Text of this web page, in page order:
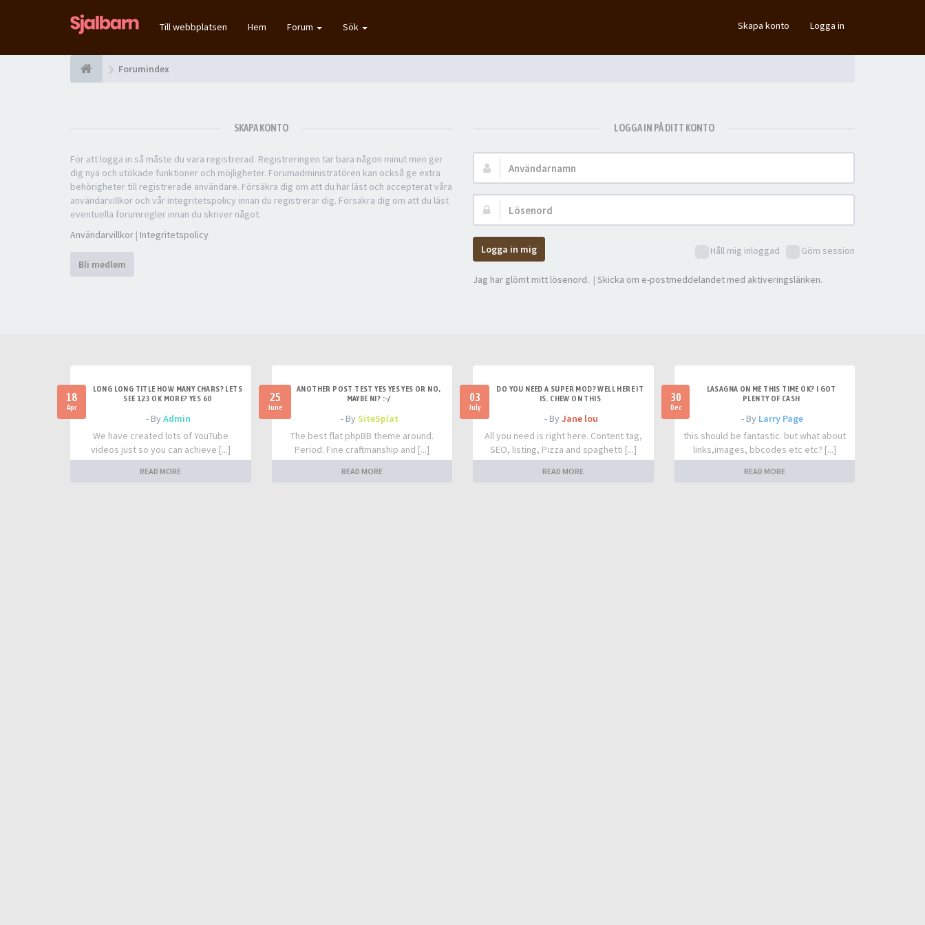
Till webbplatsen Hem Forum Sök Skapa konto Logga in
Forumindex
SKAPA KONTO
För att logga in så måste du vara registrerad. Registreringen tar bara någon minut men ger
dig nya och utökade funktioner och möjligheter. Forumadministratören kan också ge extra
behörigheter till registrerade användare. Försäkra dig om att du har läst och accepterat våra
användarvillkor och vår integritetspolicy innan du registrerar dig. Försäkra dig om att du läst
eventuella forumregler innan du skriver något.
Användarvillkor | Integritetspolicy
Bli medlem
LOGGA IN PÅ DITT KONTO
Användarnamn:
Lösenord:
Håll mig inloggad Göm session
Logga in mig
Jag har glömt mitt lösenord. | Skicka om e-postmeddelandet med aktiveringslänken.
18
Apr
LONG LONG TITLE HOW MANY CHARS? LETS
SEE 123 OK MORE? YES 60
- ByAdmin
We have created lots of YouTube
videos just so you can achieve [...]
READ MORE
25
June
ANOTHER POST TEST YES YES YES OR NO,
MAYBE NI? :-/
- BySiteSplat
The best flat phpBB theme around.
Period. Fine craftmanship and [...]
READ MORE
03
July
DO YOU NEED A SUPER MOD? WELL HERE IT
IS. CHEW ON THIS
- By Jane lou
All you need is right here. Content tag,
SEO, listing, Pizza and spaghetti [...]
READ MORE
30
Dec
LASAGNA ON ME THIS TIME OK? I GOT
PLENTY OF CASH
- By Larry Page
this should be fantastic. but what about
links,images, bbcodes etc etc? [...]
READ MORE